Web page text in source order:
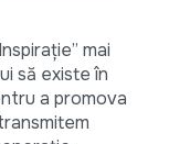
mai
să existe în
a promova